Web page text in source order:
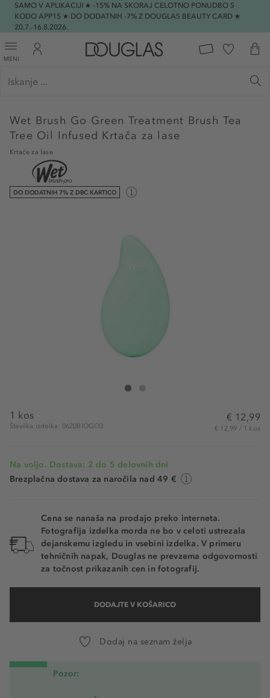
SAMO V APLIKACIJI ★ -15% NA SKORAJ CELOTNO PONUDBO S
KODO APP15 ★ DO DODATNIH -7% Z DOUGLAS BEAUTY CARD ★
20.7.-16.8.2026.
MENI
Wet Brush Go Green Treatment Brush Tea
Tree Oil Infused Krtača za lase
Krtače za lase
DO DODATNIH 7% Z DBC KARTICO
Wet Brush Go Green Treatment Brush Tea Tree
1 kos
Številka izdelka: 0620BIOGO3
€ 12,99
€ 12,99 / 1 kos
Na voljo. Dostava: 2 do 5 delovnih dni
Brezplačna dostava za naročila nad 49 €
Cena se nanaša na prodajo preko interneta.
Fotografija izdelka morda ne bo v celoti ustrezala
dejanskemu izgledu in vsebini izdelka. V primeru
tehničnih napak, Douglas ne prevzema odgovornosti
za točnost prikazanih cen in fotografij.
DODAJTE V KOŠARICO
Dodaj na seznam želja
Pozor: